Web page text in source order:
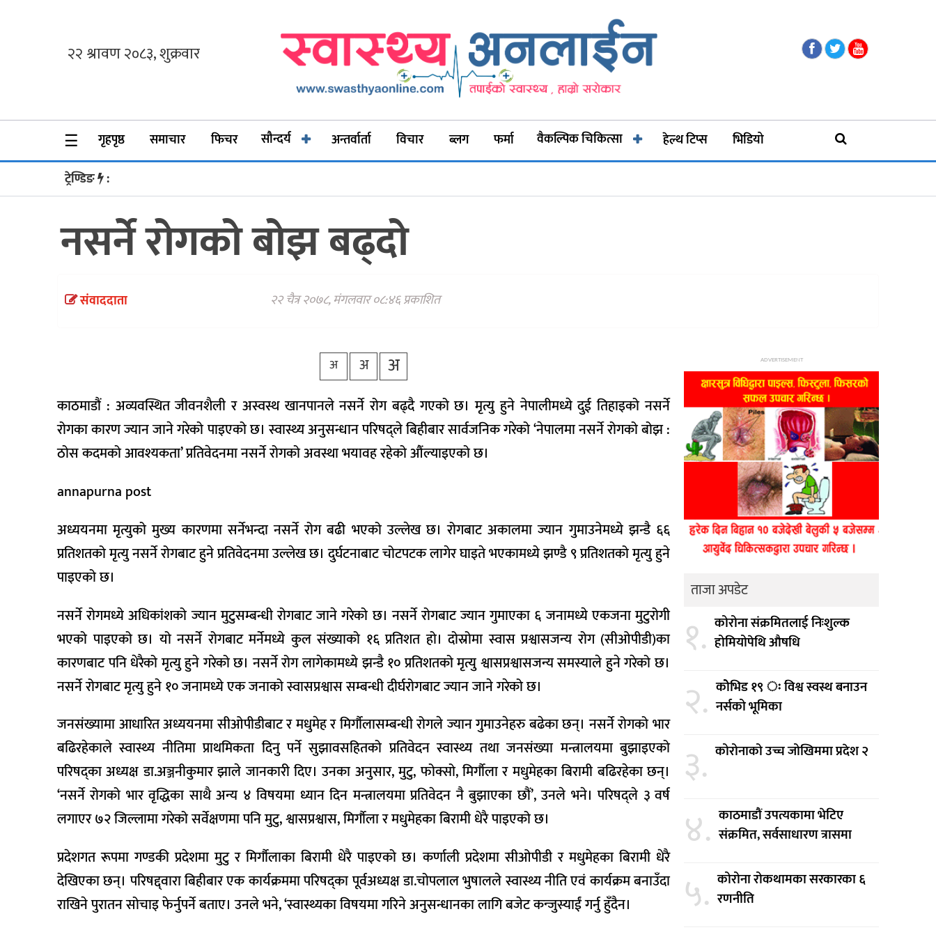
सौन्दर्य
अन्तर्वार्ता
☰ गृहपृष्ठ समाचार फिचर सौन्दर्य अन्तर्वार्ता विचार ब्लग फर्मा वैकल्पिक चिकित्सा हेल्थ टिप्स
भिडियो
ट्रेण्डिङ :
नसर्ने रोगको बोझ बढ्दो
संवाददाता २२ चैत्र २०७८, मंगलवार ०८:४६ प्रकाशित
अ अ अ
काठमाडौं : अव्यवस्थित जीवनशैली र अस्वस्थ खानपानले नसर्ने रोग बढ्दै गएको छ। मृत्यु हुने नेपालीमध्ये दुई तिहाइको नसर्ने
रोगका कारण ज्यान जाने गरेको पाइएको छ। स्वास्थ्य अनुसन्धान परिषद्ले बिहीबार सार्वजनिक गरेको ‘नेपालमा नसर्ने रोगको बोझ :
ठोस कदमको आवश्यकता’ प्रतिवेदनमा नसर्ने रोगको अवस्था भयावह रहेको औंल्याइएको छ।
annapurna post
अध्ययनमा मृत्युको मुख्य कारणमा सर्नेभन्दा नसर्ने रोग बढी भएको उल्लेख छ। रोगबाट अकालमा ज्यान गुमाउनेमध्ये झन्डै ६६
प्रतिशतको मृत्यु नसर्ने रोगबाट हुने प्रतिवेदनमा उल्लेख छ। दुर्घटनाबाट चोटपटक लागेर घाइते भएकामध्ये झण्डै ९ प्रतिशतको मृत्यु हुने
पाइएको छ।
नसर्ने रोगमध्ये अधिकांशको ज्यान मुटुसम्बन्धी रोगबाट जाने गरेको छ। नसर्ने रोगबाट ज्यान गुमाएका ६ जनामध्ये एकजना मुटुरोगी
भएको पाइएको छ। यो नसर्ने रोगबाट मर्नेमध्ये कुल संख्याको १६ प्रतिशत हो। दोस्रोमा स्वास प्रश्वासजन्य रोग (सीओपीडी)का
कारणबाट पनि धेरैको मृत्यु हुने गरेको छ। नसर्ने रोग लागेकामध्ये झन्डै १० प्रतिशतको मृत्यु श्वासप्रश्वासजन्य समस्याले हुने गरेको छ।
नसर्ने रोगबाट मृत्यु हुने १० जनामध्ये एक जनाको स्वासप्रश्वास सम्बन्धी दीर्घरोगबाट ज्यान जाने गरेको छ।
जनसंख्यामा आधारित अध्ययनमा सीओपीडीबाट र मधुमेह र मिर्गौलासम्बन्धी रोगले ज्यान गुमाउनेहरु बढेका छन्। नसर्ने रोगको भार
बढिरहेकाले स्वास्थ्य नीतिमा प्राथमिकता दिनु पर्ने सुझावसहितको प्रतिवेदन स्वास्थ्य तथा जनसंख्या मन्त्रालयमा बुझाइएको
परिषद्का अध्यक्ष डा.अञ्जनीकुमार झाले जानकारी दिए। उनका अनुसार, मुटु, फोक्सो, मिर्गौला र मधुमेहका बिरामी बढिरहेका छन्।
‘नसर्ने रोगको भार वृद्धिका साथै अन्य ४ विषयमा ध्यान दिन मन्त्रालयमा प्रतिवेदन नै बुझाएका छौं’, उनले भने। परिषद्ले ३ वर्ष
लगाएर ७२ जिल्लामा गरेको सर्वेक्षणमा पनि मुटु, श्वासप्रश्वास, मिर्गौला र मधुमेहका बिरामी धेरै पाइएको छ।
प्रदेशगत रूपमा गण्डकी प्रदेशमा मुटु र मिर्गौलाका बिरामी धेरै पाइएको छ। कर्णाली प्रदेशमा सीओपीडी र मधुमेहका बिरामी धेरै
देखिएका छन्। परिषद्द्वारा बिहीबार एक कार्यक्रममा परिषद्का पूर्वअध्यक्ष डा.चोपलाल भुषालले स्वास्थ्य नीति एवं कार्यक्रम बनाउँदा
राखिने पुरातन सोचाइ फेर्नुपर्ने बताए। उनले भने, ‘स्वास्थ्यका विषयमा गरिने अनुसन्धानका लागि बजेट कन्जुस्याईं गर्नु हुँदैन।
ADVERTISEMENT
ताजा अपडेट
१. कोरोना संक्रमितलाई निःशुल्क
होमियोपेथि औषधि
२. कोेभिड १९ ः विश्व स्वस्थ बनाउन
नर्सको भूमिका
३. कोरोनाको उच्च जोखिममा प्रदेश २
४. काठमाडौं उपत्यकामा भेटिए
संक्रमित, सर्वसाधारण त्रासमा
५. कोरोना रोकथामका सरकारका ६
रणनीति